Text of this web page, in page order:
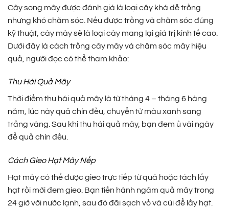
Cây song mây được đánh giá là loại cây khá dễ trồng
nhưng khó chăm sóc. Nếu được trồng và chăm sóc đúng
kỹ thuật, cây mây sẽ là loại cây mang lại giá trị kinh tế cao.
Dưới đây là cách trồng cây mây và chăm sóc mây hiệu
quả, người đọc có thể tham khảo:
Thu Hái Quả Mây
Thời điểm thu hái quả mây là từ tháng 4 – tháng 6 hàng
năm, lúc này quả chín đều, chuyển từ màu xanh sang
trắng vàng. Sau khi thu hái quả mây, bạn đem ủ vài ngày
để quả chín đều.
Cách Gieo Hạt Mây Nếp
Hạt mây có thể được gieo trực tiếp từ quả hoặc tách lấy
hạt rồi mới đem gieo. Bạn tiến hành ngâm quả mây trong
24 giờ với nước lạnh, sau đó đãi sạch vỏ và cùi để lấy hạt.